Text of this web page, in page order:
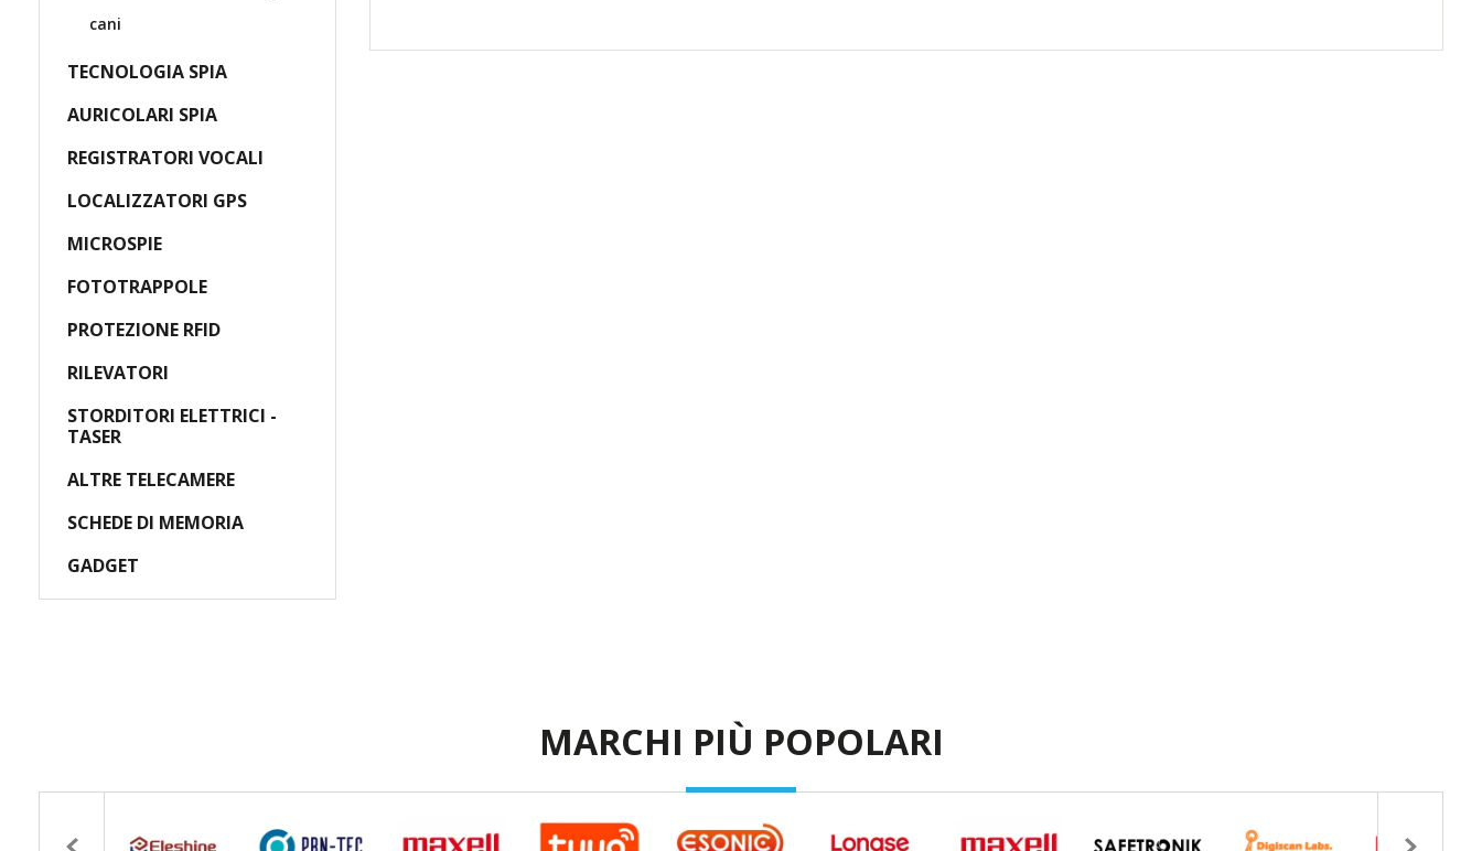
cani
TECNOLOGIA SPIA
AURICOLARI SPIA
REGISTRATORI VOCALI
LOCALIZZATORI GPS
MICROSPIE
FOTOTRAPPOLE
PROTEZIONE RFID
RILEVATORI
STORDITORI ELETTRICI -
TASER
ALTRE TELECAMERE
SCHEDE DI MEMORIA
GADGET
MARCHI PIÙ POPOLARI